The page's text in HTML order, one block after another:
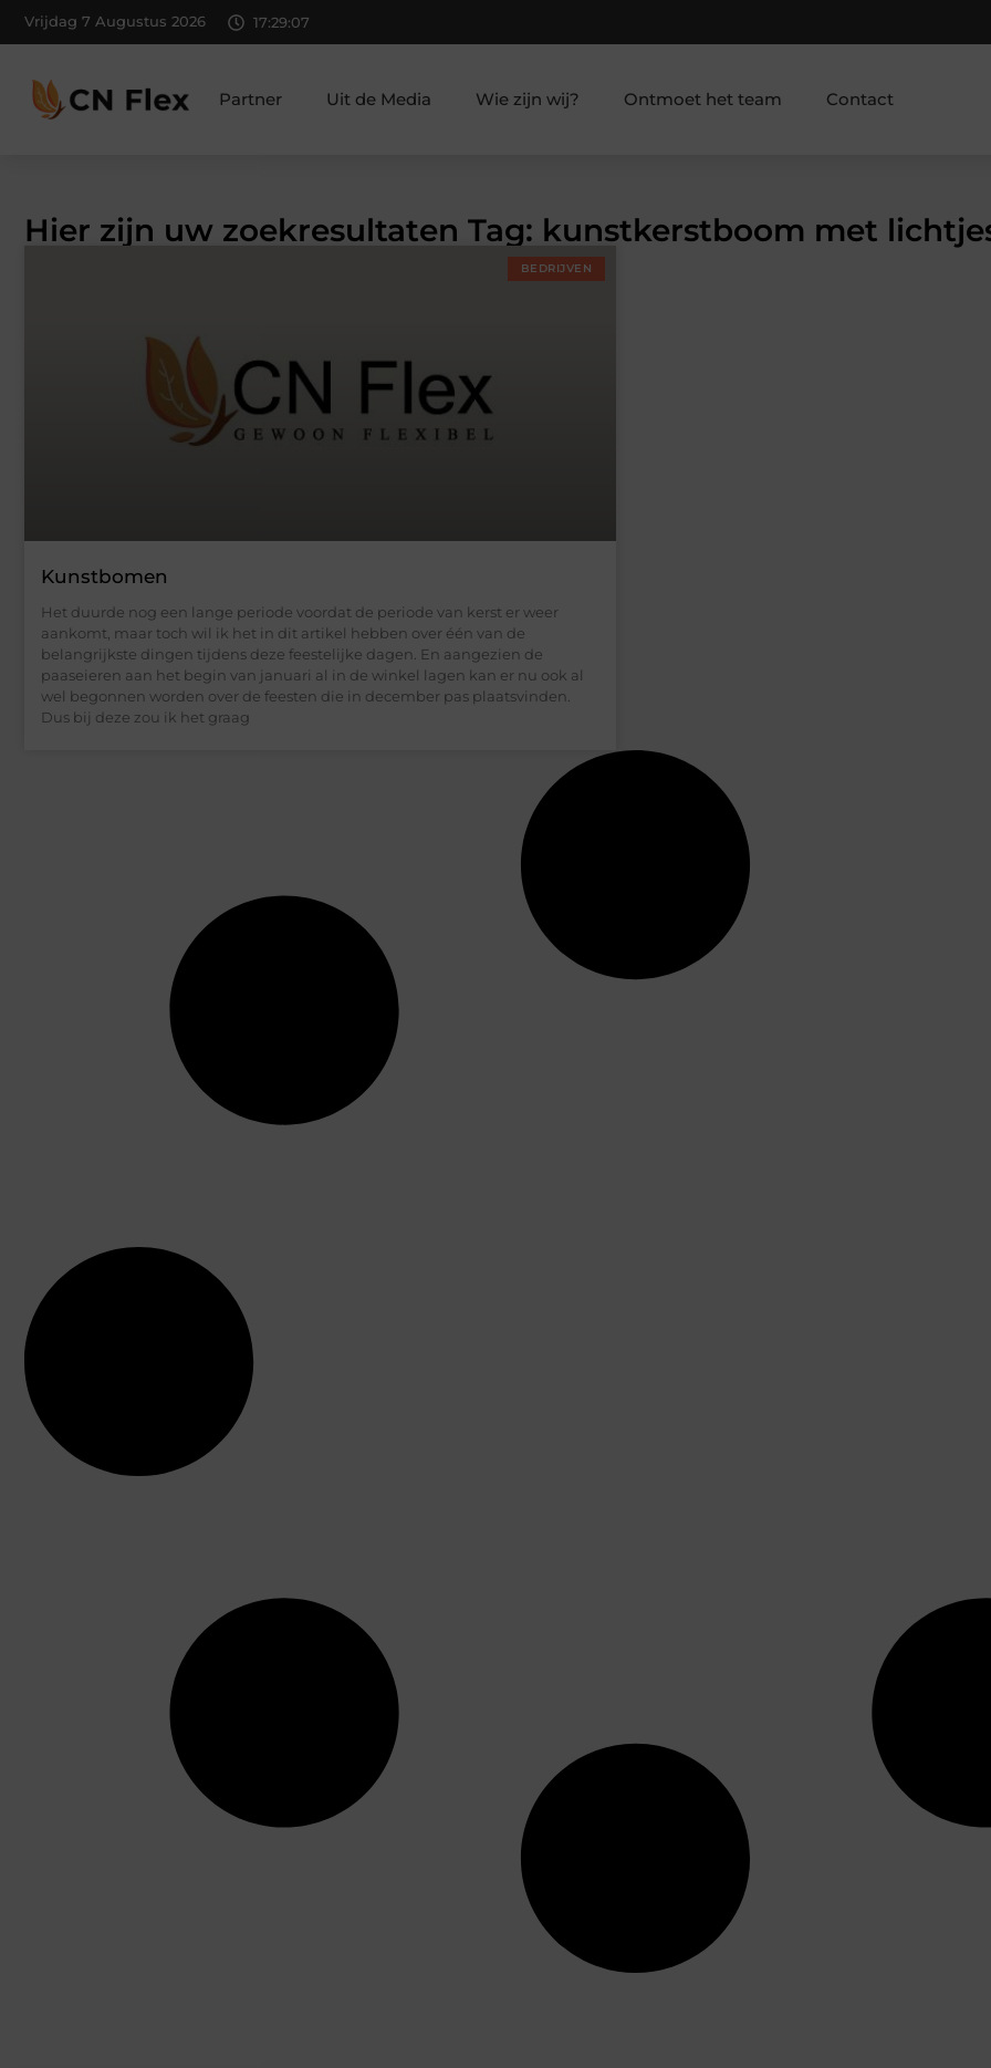
Vrijdag 7 Augustus 2026 17:29:08
Partner Uit de Media Wie zijn wij? Ontmoet het team Contact
Hier zijn uw zoekresultaten Tag: kunstkerstboom met
BEDRIJVEN
Kunstbomen
Het duurde nog een lange periode voordat de periode van kerst er weer
aankomt, maar toch wil ik het in dit artikel hebben over één van de
belangrijkste dingen tijdens deze feestelijke dagen. En aangezien de
paaseieren aan het begin van januari al in de winkel lagen kan er nu ook al
wel begonnen worden over de feesten die in december pas plaatsvinden.
Dus bij deze zou ik het graag